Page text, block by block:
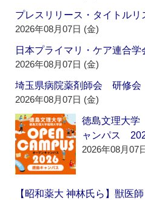
プレスリリース・タイトル
2026年08月07日 (金)
日本プライマリ・ケア連合
2026年08月07日 (金)
埼玉県病院薬剤師会 研修
2026年08月07日 (金)
徳島文理大
ャンパス
2026年08月07
【昭和薬大 神林氏ら】獣医